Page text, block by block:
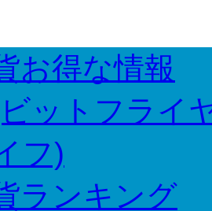
お得な情報
ットフライ
フ)
ランキング